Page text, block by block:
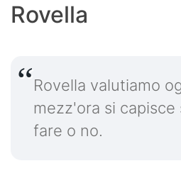
Rovella
Rovella valutiamo
mezz'ora si capisce
fare o no.